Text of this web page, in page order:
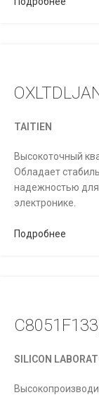
TAITIEN
Высокоточный
Обладает
надежностью
электронике.
Подробнее
SILICON